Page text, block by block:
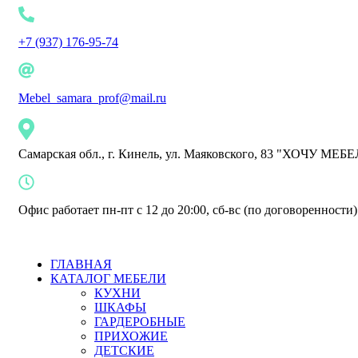
+7 (937) 176-95-74
Mebel_samara_prof@mail.ru
Самарская обл., г. Кинель, ул. Маяковского, 83 "ХОЧУ
Офис работает пн-пт с 12 до 20:00, сб-вс (по договоренности)
ГЛАВНАЯ
КАТАЛОГ МЕБЕЛИ
КУХНИ
ШКАФЫ
ГАРДЕРОБНЫЕ
ПРИХОЖИЕ
ДЕТСКИЕ